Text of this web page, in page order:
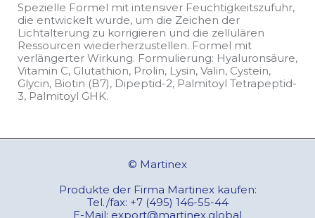
Spezielle Formel mit intensiver Feuchtigkeitszufuhr,
die entwickelt wurde, um die Zeichen der
Lichtalterung zu korrigieren und die zellulären
Ressourcen wiederherzustellen. Formel mit
verlängerter Wirkung. Formulierung: Hyaluronsäure,
Vitamin C, Glutathion, Prolin, Lysin, Valin, Cystein,
Glycin, Biotin (B7), Dipeptid-2, Palmitoyl Tetrapeptid-
3, Palmitoyl GHK.
© Martinex
Produkte der Firma Martinex kaufen:
Tel./fax: +7 (495) 146-55-44
E-Mail: export@martinex.global